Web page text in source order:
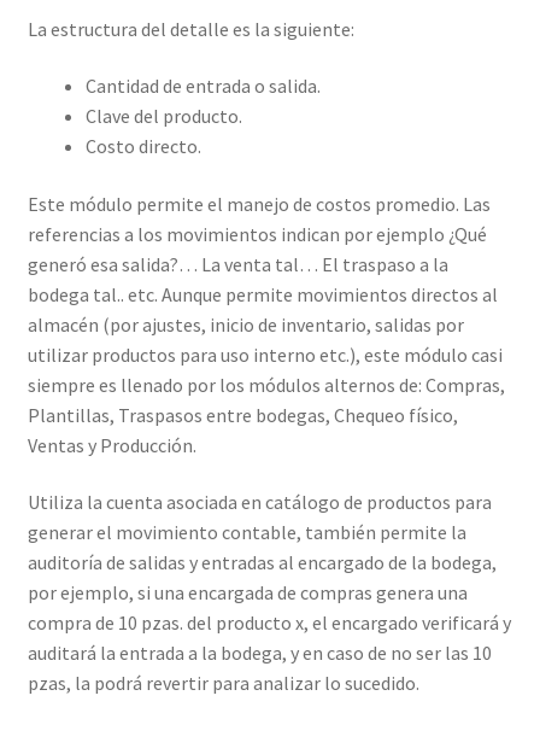
La estructura del detalle es la siguiente:
Cantidad de entrada o salida.
Clave del producto.
Costo directo.
Este módulo permite el manejo de costos promedio. Las
referencias a los movimientos indican por ejemplo ¿Qué
generó esa salida?… La venta tal… El traspaso a la
bodega tal.. etc. Aunque permite movimientos directos al
almacén (por ajustes, inicio de inventario, salidas por
utilizar productos para uso interno etc.), este módulo casi
siempre es llenado por los módulos alternos de: Compras,
Plantillas, Traspasos entre bodegas, Chequeo físico,
Ventas y Producción.
Utiliza la cuenta asociada en catálogo de productos para
generar el movimiento contable, también permite la
auditoría de salidas y entradas al encargado de la bodega,
por ejemplo, si una encargada de compras genera una
compra de 10 pzas. del producto x, el encargado verificará y
auditará la entrada a la bodega, y en caso de no ser las 10
pzas, la podrá revertir para analizar lo sucedido.